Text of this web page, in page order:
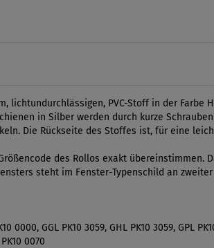
lichtundurchlässigen, PVC-Stoff in der
in Silber werden durch kurze
Die Rückseite des Stoffes ist, für eine
des Rollos exakt übereinstimmen.
steht im Fenster-Typenschild an
GGL PK10 3059, GHL PK10 3059, GPL
0070